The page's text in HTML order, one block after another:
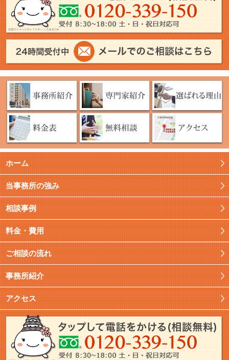
ホーム
当事務所の強み
相談事例
料金・費用
ご相談の流れ
事務所紹介
アクセス